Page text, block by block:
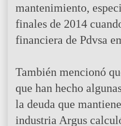
mantenimiento,
finales de 2014
financiera de Pdvsa
También mencionó
que han hecho
la deuda que
industria Argus